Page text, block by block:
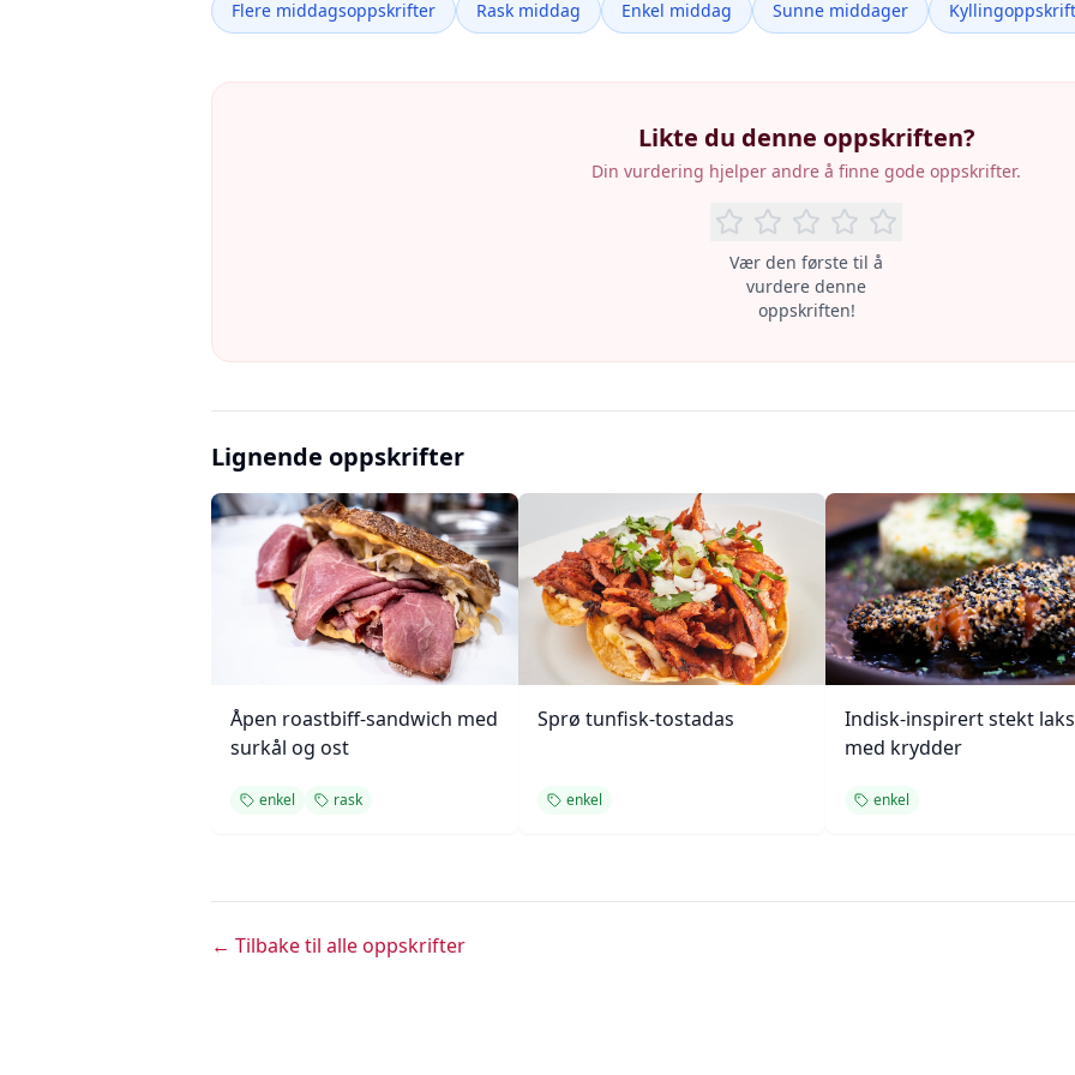
Flere middagsoppskrifter Rask middag Enkel middag Sunne middager
Likte du denne oppskriften?
Din vurdering hjelper andre å finne gode oppskrifter.
Vær den første til å
vurdere denne
oppskriften!
Lignende oppskrifter
Åpen roastbiff-sandwich med
surkål og ost
enkel rask
Sprø tunfisk-tostadas
enkel
Indisk-inspirert stekt laks
med krydder
enkel
← Tilbake til alle oppskrifter